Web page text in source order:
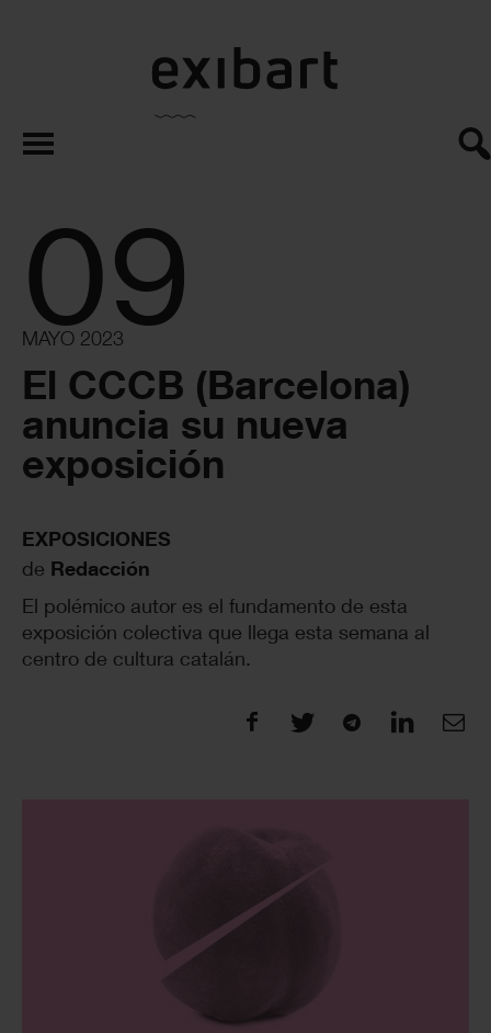
exibart.es
09
MAYO 2023
El CCCB (Barcelona)
anuncia su nueva
exposición
EXPOSICIONES
de Redacción
El polémico autor es el fundamento de esta
exposición colectiva que llega esta semana al
centro de cultura catalán.